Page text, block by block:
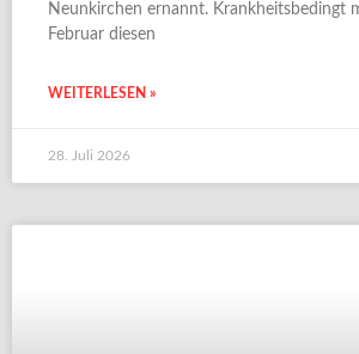
Neunkirchen ernannt. Krankheitsbedingt
Februar diesen
WEITERLESEN »
28. Juli 2026